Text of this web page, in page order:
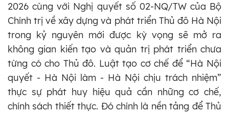
2026 cùng với Nghị quyết số 02-NQ/TW của Bộ
Chính trị về xây dựng và phát triển Thủ đô Hà Nội
trong kỷ nguyên mới được kỳ vọng sẽ mở ra
không gian kiến tạo và quản trị phát triển chưa
từng có cho Thủ đô. Luật tạo cơ chế để “Hà Nội
quyết - Hà Nội làm - Hà Nội chịu trách nhiệm”
thực sự phát huy hiệu quả cần những cơ chế,
chính sách thiết thực. Đó chính là nền tảng để Thủ